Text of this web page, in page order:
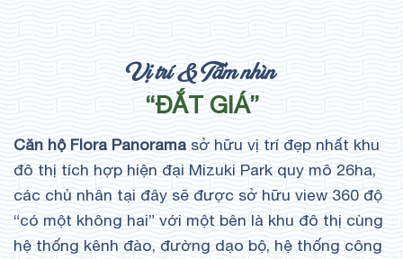
Vị trí & Tầm nhìn
“ĐẮT GIÁ”
Căn hộ Flora Panorama sở hữu vị trí đẹp nhất khu
đô thị tích hợp hiện đại Mizuki Park quy mô 26ha,
các chủ nhân tại đây sẽ được sở hữu view 360 độ
“có một không hai” với một bên là khu đô thị cùng
hệ thống kênh đào, đường dạo bộ, hệ thống công